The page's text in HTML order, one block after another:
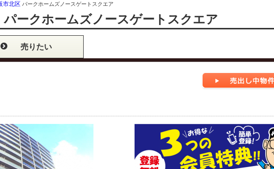
市北区 パークホームズノースゲートスクエア
ークホームズノースゲートスクエア
売りたい